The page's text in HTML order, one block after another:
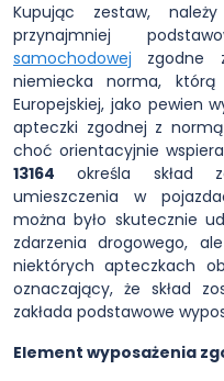
Kupując zestaw,
przynajmniej
samochodowej zgodne
niemiecka norma, którą
Europejskiej, jako pewien
apteczki zgodnej z
choć orientacyjnie
13164 określa skład
umieszczenia w
można było skutecznie
zdarzenia drogowego,
niektórych apteczkach
oznaczający, że skład
zakłada podstawowe
Element wyposażenia